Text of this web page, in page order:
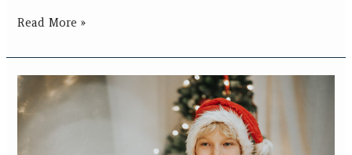
Read More »
Jõulustuudio
2025